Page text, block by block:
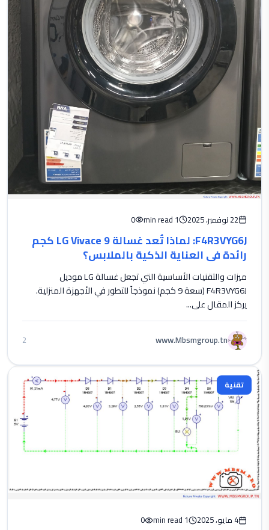
22 نوفمبر، 2025 1 min read
0
F4R3VYG6J: لماذا تُعد غسالة LG Vivace 9 كجم
رائدة في العناية الذكية بالملابس؟
ميزات والتقنيات الأساسية التي تجعل غسالة LG موديل
F4R3VYG6J (سعة 9 كجم) نموذجاً للتطور في الأجهزة المنزلية.
يركز المقال على...
www.Mbsmgroup.tn
2
تقنية
4 مايو، 2025 1 min read
0